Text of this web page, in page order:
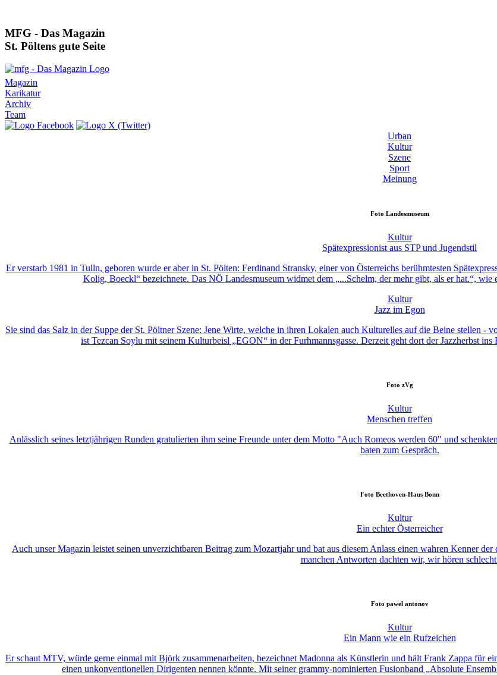
MFG - Das Magazin
St. Pöltens gute Seite
Magazin
Karikatur
Archiv
Team
Urban
Kultur
Szene
Sport
Meinung
Foto Landesmuseum
Kultur
Spätexpressionist aus STP und Jugendstil
Er verstarb 1981 in Tulln, geboren wurde er aber in St. Pölten: Ferdinand Stransky, einer von Österreichs berühmtesten
Kolig, Boeckl“ bezeichnete. Das NÖ Landesmuseum widmet dem „...Schelm, der mehr gibt, als er hat.“, wie
Kultur
Jazz im Egon
Sie sind das Salz in der Suppe der St. Pöltner Szene: Jene Wirte, welche in ihren Lokalen auch Kulturelles auf die Beine stellen -
ist Tezcan Soylu mit seinem Kulturbeisl „EGON“ in der Furhmannsgasse. Derzeit geht dort der Jazzherbst
Foto zVg
Kultur
Menschen treffen
Anlässlich seines letztjährigen Runden gratulierten ihm seine Freunde unter dem Motto "Auch Romeos werden 60" und
baten zum Gespräch.
Foto Beethoven-Haus Bonn
Kultur
Ein echter Österreicher
Auch unser Magazin leistet seinen unverzichtbaren Beitrag zum Mozartjahr und bat aus diesem Anlass einen wahren Kenner
manchen Antworten dachten wir, wir hören
Foto pawel antonov
Kultur
Ein Mann wie ein Rufzeichen
Er schaut MTV, würde gerne einmal mit Björk zusammenarbeiten, bezeichnet Madonna als Künstlerin und hält Frank Zappa für
einen unkonventionellen Dirigenten nennen könnte. Mit seiner grammy-nominierten Fusionband „Absolute